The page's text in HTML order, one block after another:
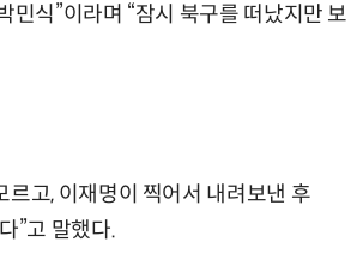
민식”이라며 “잠시 북구를 떠났지만 보
고, 이재명이 찍어서 내려보낸 후
”고 말했다.